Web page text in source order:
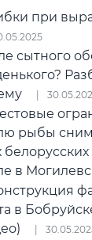
при
сытного
рыбы
в
в